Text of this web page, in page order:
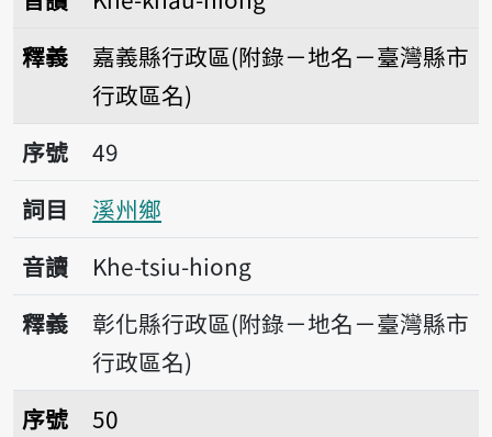
釋義
嘉義縣行政區(附錄－地名－臺灣縣市
行政區名)
序號49溪州鄉
序號
49
詞目
溪州鄉
音讀
Khe-tsiu-hiong
釋義
彰化縣行政區(附錄－地名－臺灣縣市
行政區名)
序號50莒光鄉
序號
50